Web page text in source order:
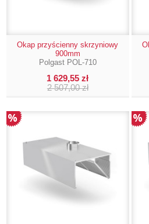
Okap przyścienny skrzyniowy
900mm
Polgast POL-710
1 629,55 zł
2 507,00 zł